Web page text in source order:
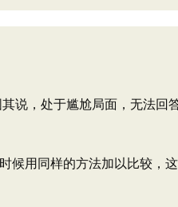
说，处于尴尬局面，无法回答
候用同样的方法加以比较，